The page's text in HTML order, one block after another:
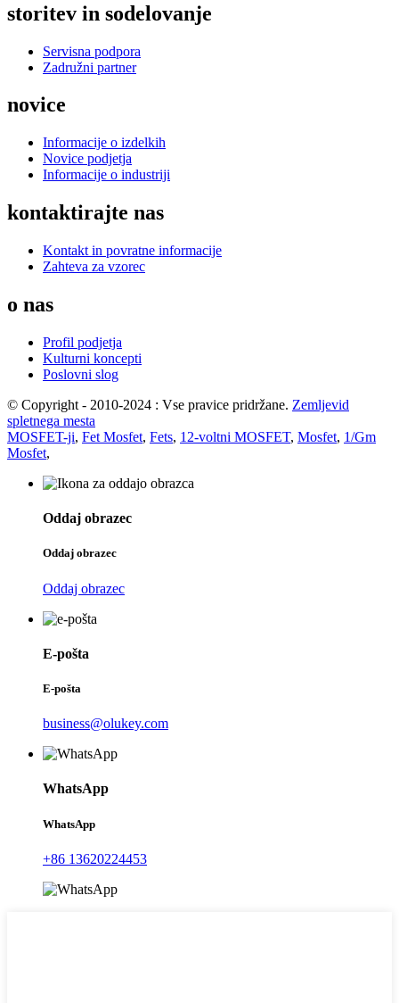
storitev in sodelovanje
Servisna podpora
Zadružni partner
novice
Informacije o izdelkih
Novice podjetja
Informacije o industriji
kontaktirajte nas
Kontakt in povratne informacije
Zahteva za vzorec
o nas
Profil podjetja
Kulturni koncepti
Poslovni slog
© Copyright - 2010-2024 : Vse pravice pridržane. Zemljevid
spletnega mesta
MOSFET-ji, Fet Mosfet, Fets, 12-voltni MOSFET, Mosfet, 1/Gm
Mosfet,
Oddaj obrazec
Oddaj obrazec
Oddaj obrazec
E-pošta
E-pošta
business@olukey.com
WhatsApp
WhatsApp
+86 13620224453